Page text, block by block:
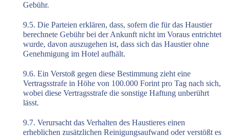
Gebühr.
9.5. Die Parteien erklären, dass, sofern die für das Haustier
berechnete Gebühr bei der Ankunft nicht im Voraus entrichtet
wurde, davon auszugehen ist, dass sich das Haustier ohne
Genehmigung im Hotel aufhält.
9.6. Ein Verstoß gegen diese Bestimmung zieht eine
Vertragsstrafe in Höhe von 100.000 Forint pro Tag nach sich,
wobei diese Vertragsstrafe die sonstige Haftung unberührt
lässt.
9.7. Verursacht das Verhalten des Haustieres einen
erheblichen zusätzlichen Reinigungsaufwand oder verstößt es